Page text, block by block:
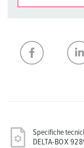
Specifiche
DELTA-BOX